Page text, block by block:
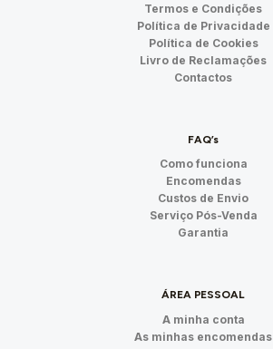
Termos e Condições
Política de Privacidade
Política de Cookies
Livro de Reclamações
Contactos
FAQ’s
Como funciona
Encomendas
Custos de Envio
Serviço Pós-Venda
Garantia
ÁREA PESSOAL
A minha conta
As minhas encomendas